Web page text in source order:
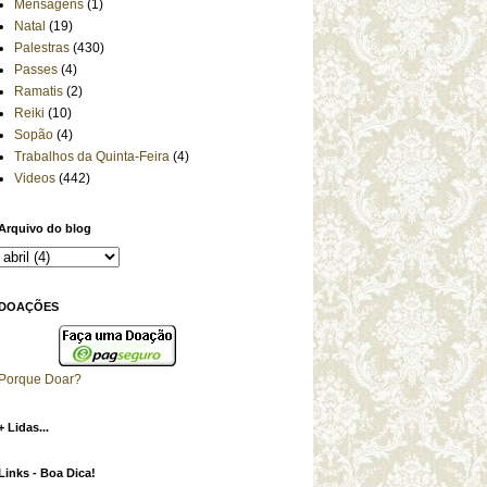
Mensagens (1)
Natal (19)
Palestras (430)
Passes (4)
Ramatis (2)
Reiki (10)
Sopão (4)
Trabalhos da Quinta-Feira (4)
Videos (442)
do blog
Doar?
Lidas...
- Boa Dica!